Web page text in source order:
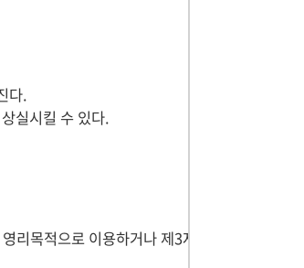
다.
실시킬 수 있다.
리목적으로 이용하거나 제3자